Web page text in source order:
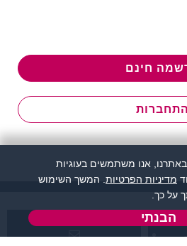
חינם
התחברות
אנו משתמשים בעוגיות
מדיניות הפרטיות . המשך השימוש
על כך.
הבנתי